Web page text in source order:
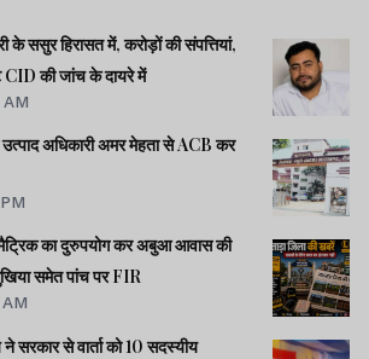
के ससुर हिरासत में, करोड़ों की संपत्तियां,
की जांच के दायरे में
उत्पाद अधिकारी अमर मेहता से ACB कर
समेत पांच पर FIR
सरकार से वार्ता को 10 सदस्यीय